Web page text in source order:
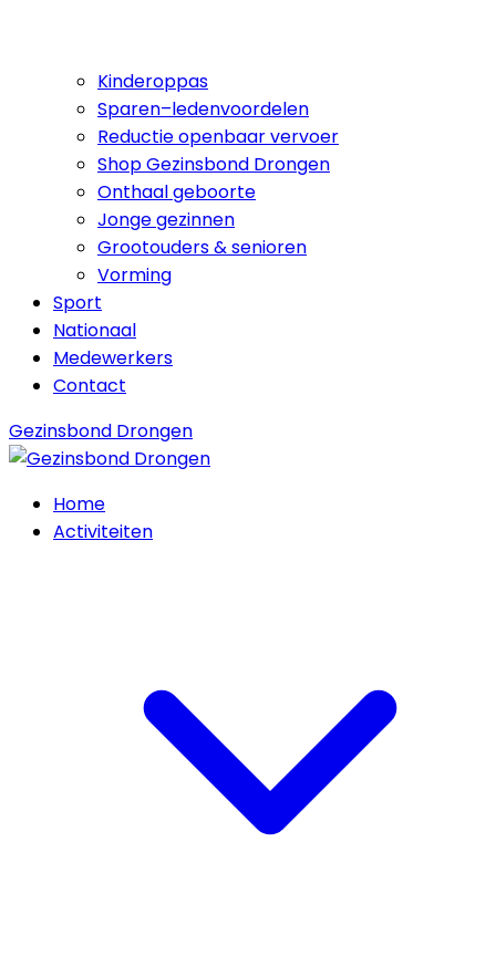
Kinderoppas
Sparen–ledenvoordelen
Reductie openbaar vervoer
Shop Gezinsbond Drongen
Onthaal geboorte
Jonge gezinnen
Grootouders & senioren
Vorming
Sport
Nationaal
Medewerkers
Contact
Gezinsbond Drongen
Home
Activiteiten